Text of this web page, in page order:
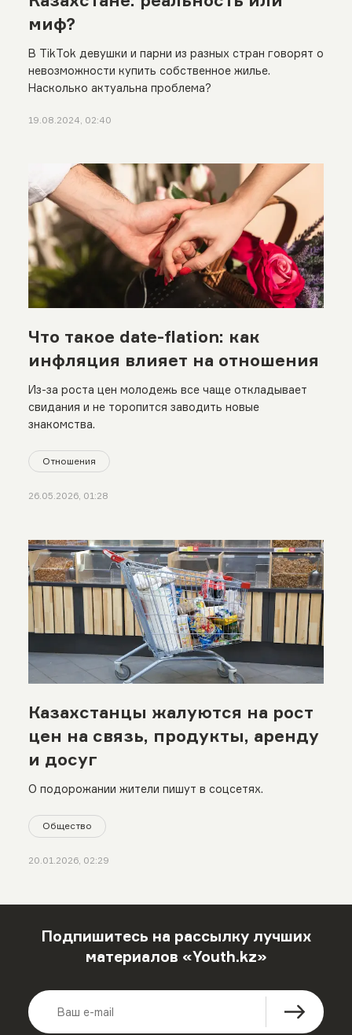
миф?
В TikTok девушки и парни из разных стран говорят о
невозможности купить собственное жилье.
Насколько актуальна проблема?
19.08.2024, 02:40
Что такое date-flation: как
инфляция влияет на отношения
Из-за роста цен молодежь все чаще откладывает
свидания и не торопится заводить новые
знакомства.
Отношения
26.05.2026, 01:28
Казахстанцы жалуются на рост
цен на связь, продукты, аренду
и досуг
О подорожании жители пишут в соцсетях.
Общество
20.01.2026, 02:29
Подпишитесь на рассылку лучших
материалов «Youth.kz»